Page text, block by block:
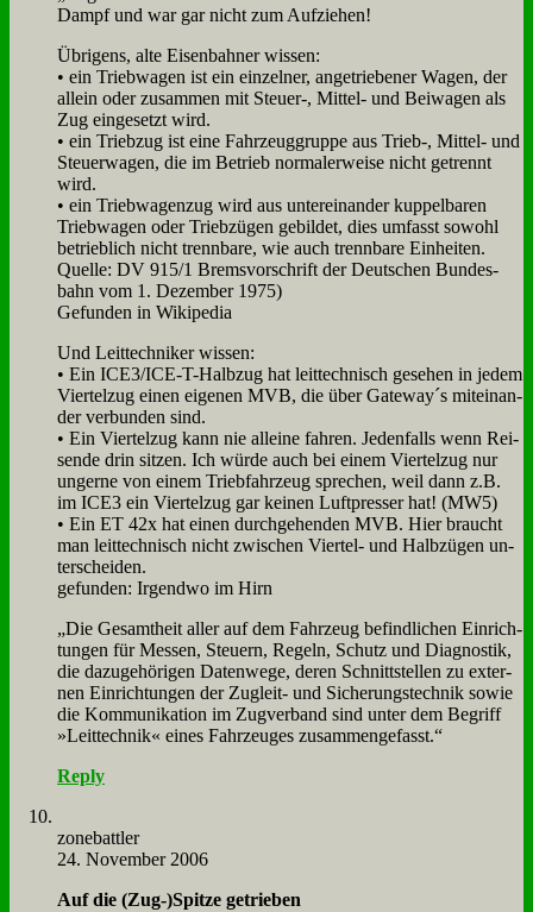
Dampf und war gar nicht zum Auf­zie­hen!
Üb­ri­gens, al­te Ei­sen­bah­ner wis­sen:
• ein Trieb­wa­gen ist ein ein­zel­ner, an­ge­trie­be­ner Wa­gen, der
al­lein oder zu­sam­men mit Steuer‑, Mit­tel- und Bei­wa­gen als
Zug ein­ge­setzt wird.
• ein Trieb­zug ist ei­ne Fahr­zeug­grup­pe aus Trieb‑, Mit­tel- und
Steu­er­wa­gen, die im Be­trieb nor­ma­ler­wei­se nicht ge­trennt
wird.
• ein Trieb­wa­gen­zug wird aus un­ter­ein­an­der kup­pel­ba­ren
Trieb­wa­gen oder Trieb­zü­gen ge­bil­det, dies um­fasst so­wohl
be­trieb­lich nicht trenn­ba­re, wie auch trenn­ba­re Ein­hei­ten.
Quel­le: DV 915/1 Brems­vor­schrift der Deut­schen Bun­des­
bahn vom 1. De­zem­ber 1975)
Ge­fun­den in Wi­ki­pe­dia
Und Leit­tech­ni­ker wis­sen:
• Ein ICE3/ICE-T-Halb­zug hat leit­tech­nisch ge­se­hen in je­dem
Vier­tel­zug ei­nen ei­ge­nen MVB, die über Gateway´s mit­ein­an­
der ver­bun­den sind.
• Ein Vier­tel­zug kann nie al­lei­ne fah­ren. Je­den­falls wenn Rei­
sen­de drin sit­zen. Ich wür­de auch bei ei­nem Vier­tel­zug nur
un­ger­ne von ei­nem Trieb­fahr­zeug spre­chen, weil dann z.B.
im ICE3 ein Vier­tel­zug gar kei­nen Luft­pres­ser hat! (MW5)
• Ein ET 42x hat ei­nen durch­ge­hen­den MVB. Hier braucht
man leit­tech­nisch nicht zwi­schen Vier­tel- und Halb­zü­gen un­
ter­schei­den.
ge­fun­den: Ir­gend­wo im Hirn
„Die Ge­samt­heit al­ler auf dem Fahr­zeug be­find­li­chen Ein­rich­
tun­gen für Mes­sen, Steu­ern, Re­geln, Schutz und Dia­gno­stik,
die da­zu­ge­hö­ri­gen Da­ten­we­ge, de­ren Schnitt­stel­len zu ex­ter­
nen Ein­rich­tun­gen der Zu­g­leit- und Si­che­rungs­tech­nik so­wie
die Kom­mu­ni­ka­ti­on im Zug­ver­band sind un­ter dem Be­griff
»Leit­tech­nik« ei­nes Fahr­zeu­ges zu­sam­men­ge­fasst.“
Reply
zone­batt­ler
24. November 2006
Auf die (Zug-)Spitze ge­trie­ben